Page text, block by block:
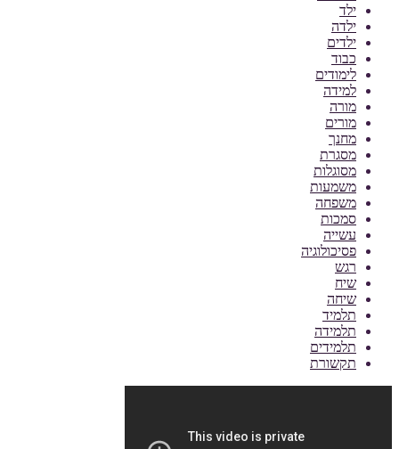
ילד
ילדה
ילדים
כבוד
לימודים
למידה
מורה
מורים
מחנך
מסגרת
מסוגלות
משמעות
משפחה
סמכות
עשייה
פסיכולוגיה
רגש
שיח
שיחה
תלמיד
תלמידה
תלמידים
תקשורת